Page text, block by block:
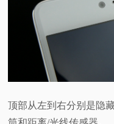
顶部从左到右分别是隐